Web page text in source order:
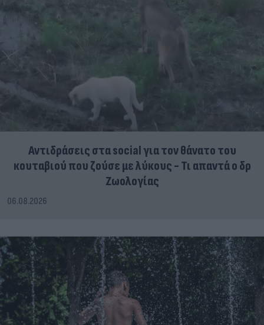
Αντιδράσεις στα social για τον θάνατο του
κουταβιού που ζούσε με λύκους - Τι απαντά ο δρ
Ζωολογίας
06.08.2026